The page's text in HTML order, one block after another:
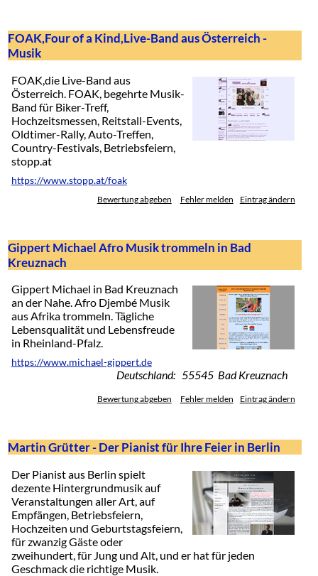
FOAK,Four of a Kind,Live-Band aus Österreich -
Musik
FOAK,die Live-Band aus
Österreich. FOAK, begehrte Musik-
Band für Biker-Treff,
Hochzeitsmessen, Reitstall-Events,
Oldtimer-Rally, Auto-Treffen,
Country-Festivals, Betriebsfeiern,
stopp.at
https://www.stopp.at/foak
Bewertung abgeben Fehler melden Eintrag ändern
Gippert Michael Afro Musik trommeln in Bad
Kreuznach
Gippert Michael in Bad Kreuznach
an der Nahe. Afro Djembé Musik
aus Afrika trommeln. Tägliche
Lebensqualität und Lebensfreude
in Rheinland-Pfalz.
https://www.michael-gippert.de
Deutschland: 55545 Bad Kreuznach
Bewertung abgeben Fehler melden Eintrag ändern
Martin Grütter - Der Pianist für Ihre Feier in Berlin
Der Pianist aus Berlin spielt
dezente Hintergrundmusik auf
Veranstaltungen aller Art, auf
Empfängen, Betriebsfeiern,
Hochzeiten und Geburtstagsfeiern,
für zwanzig Gäste oder
zweihundert, für Jung und Alt, und er hat für jeden
Geschmack die richtige Musik.